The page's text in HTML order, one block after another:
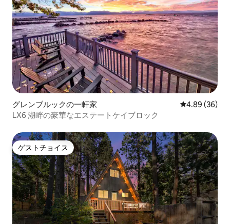
グレンブルックの一軒家 レビュー36
4.89 (36)
LX6 湖畔の豪華なエステートケイブロック
ゲストチョイス
ゲストチョイス